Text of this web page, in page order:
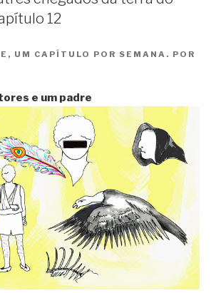
12
UM CAPÍTULO POR SEMANA. POR
e um padre